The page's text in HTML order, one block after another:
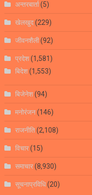
अन्तरबार्ता(5)
खेलखुद(229)
जीवनशैली(92)
प्रदेश(1,581)
बिदेश(1,553)
बिजेनेश(94)
मनोरंजन(146)
राजनीति(2,108)
विचार(15)
समाचार(8,930)
सूचनाप्रविधि(20)